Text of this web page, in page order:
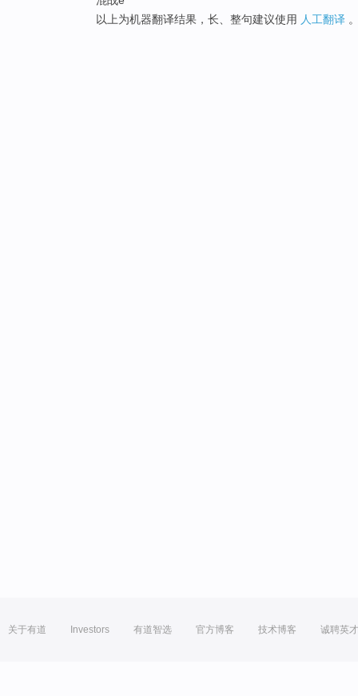
以上为机器翻译结果，长、整句建议使用 人工翻译
关于有道 Investors 有道智选 官方博客 技术博客 诚聘英才